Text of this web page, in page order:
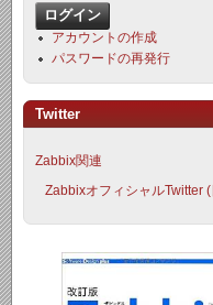
アカウントの作成
パスワードの再発行
Twitter
Zabbix関連
ZabbixオフィシャルTwitter